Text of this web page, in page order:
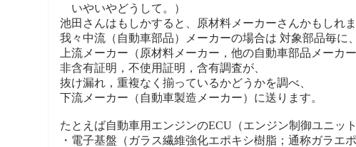
いやいやどうして。）
池田さんはもしかすると、原材料メーカーさんかもしれま
我々中流（自動車部品）メーカーの場合は 対象部品毎に、
上流メーカー（原材料メーカー，他の自動車部品メーカ
非含有証明，不使用証明，含有調査が、
抜け漏れ，重複なく揃っているかどうかを調べ、
下流メーカー（自動車製造メーカー）に送ります。
たとえば自動車用エンジンのECU（エンジン制御ユニッ
・電子基盤（ガラス繊維強化エポキシ樹脂；通称ガラエ